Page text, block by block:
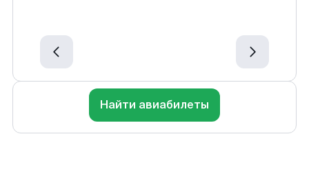
Найти авиабилеты